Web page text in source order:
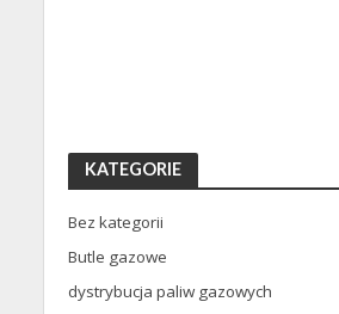
KATEGORIE
Bez kategorii
Butle gazowe
dystrybucja paliw gazowych